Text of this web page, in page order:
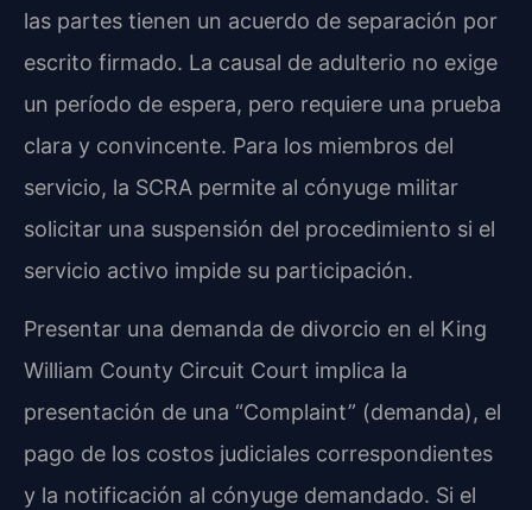
las partes tienen un acuerdo de separación por
escrito firmado. La causal de adulterio no exige
un período de espera, pero requiere una prueba
clara y convincente. Para los miembros del
servicio, la SCRA permite al cónyuge militar
solicitar una suspensión del procedimiento si el
servicio activo impide su participación.
Presentar una demanda de divorcio en el King
William County Circuit Court implica la
presentación de una “Complaint” (demanda), el
pago de los costos judiciales correspondientes
y la notificación al cónyuge demandado. Si el